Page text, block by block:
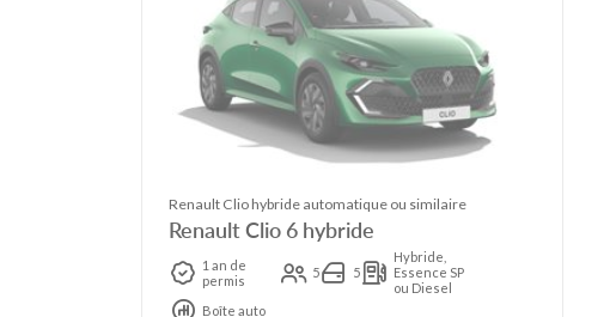
Renault Clio hybride automatique ou similaire
Renault Clio 6 hybride
1 an de
permis
5 5
Hybride,
Essence SP
ou Diesel
Boîte auto